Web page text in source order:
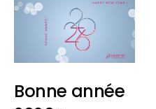
Bonne année